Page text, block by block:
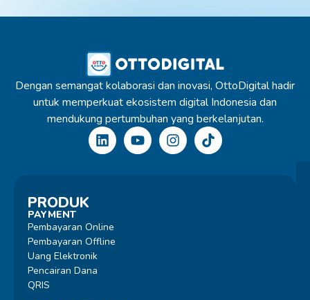
Dengan semangat kolaborasi dan inovasi, OttoDigital hadir
untuk memperkuat ekosistem digital Indonesia dan
mendukung pertumbuhan yang berkelanjutan.
PRODUK
PAYMENT
Pembayaran Online
Pembayaran Offline
Uang Elektronik
Pencairan Dana
QRIS